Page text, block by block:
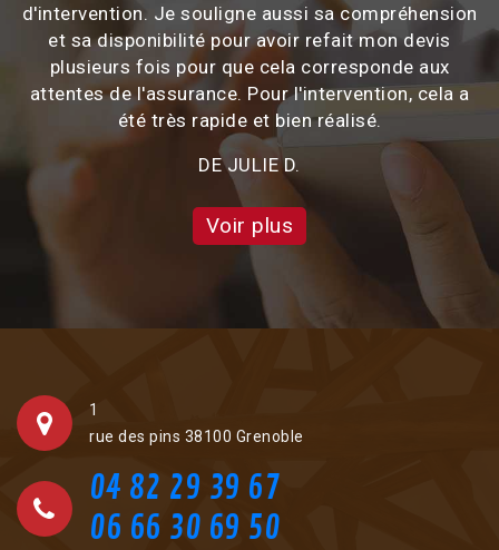
d'intervention. Je souligne aussi sa compréhension
et sa disponibilité pour avoir refait mon devis
plusieurs fois pour que cela corresponde aux
attentes de l'assurance. Pour l'intervention, cela a
été très rapide et bien réalisé.
DE JULIE D.
Voir plus
1
rue des pins 38100 Grenoble
04 82 29 39 67
06 66 30 69 50